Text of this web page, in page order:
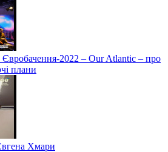
Євробачення-2022 – Our Atlantic – про
плани
Хмари